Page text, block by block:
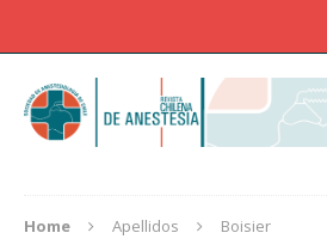
Home Apellidos Boisier